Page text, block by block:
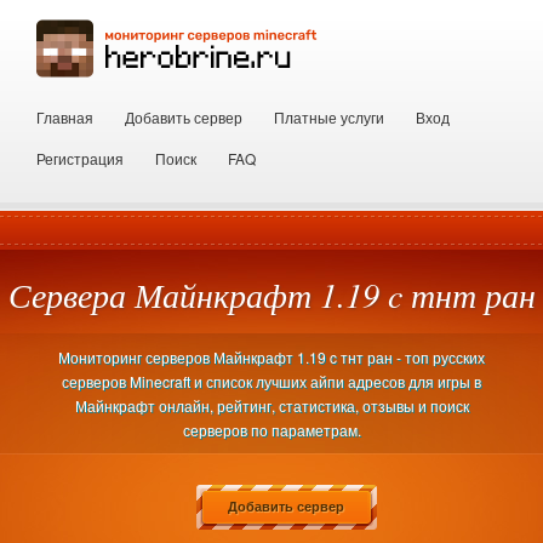
Главная Добавить сервер Платные услуги
Вход
Регистрация
Поиск FAQ
Сервера Майнкрафт 1.19 c тнт ран
Мониторинг серверов Майнкрафт 1.19 c тнт ран - топ русских
серверов Minecraft и список лучших айпи адресов для игры в
Майнкрафт онлайн, рейтинг, статистика, отзывы и поиск
серверов по параметрам.
Добавить сервер